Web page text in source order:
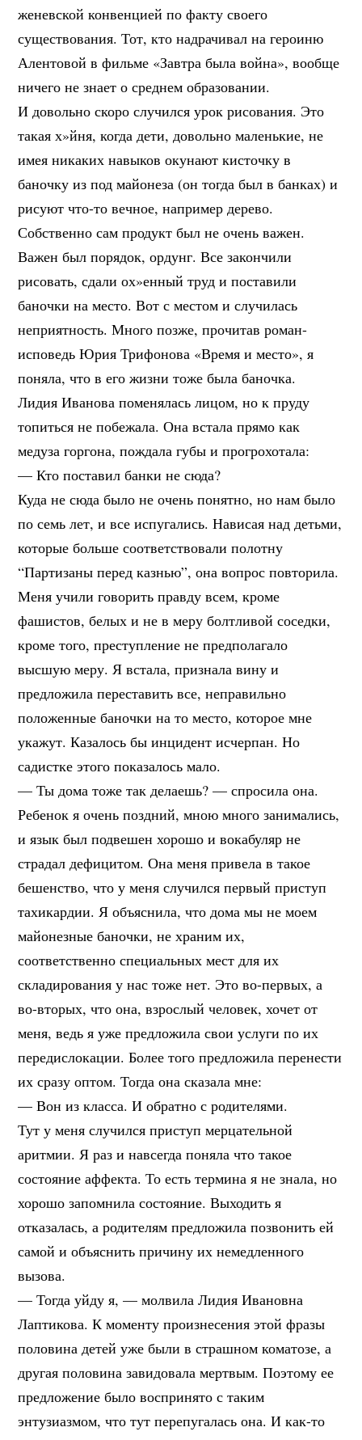
женевской конвенцией по факту своего
существования. Тот, кто надрачивал на героиню
Алентовой в фильме «Завтра была война», вообще
ничего не знает о среднем образовании.
И довольно скоро случился урок рисования. Это
такая х»йня, когда дети, довольно маленькие, не
имея никаких навыков окунают кисточку в
баночку из под майонеза (он тогда был в банках) и
рисуют что-то вечное, например дерево.
Собственно сам продукт был не очень важен.
Важен был порядок, ордунг. Все закончили
рисовать, сдали ох»енный труд и поставили
баночки на место. Вот с местом и случилась
неприятность. Много позже, прочитав роман-
исповедь Юрия Трифонова «Время и место», я
поняла, что в его жизни тоже была баночка.
Лидия Иванова поменялась лицом, но к пруду
топиться не побежала. Она встала прямо как
медуза горгона, пождала губы и прогрохотала:
— Кто поставил банки не сюда?
Куда не сюда было не очень понятно, но нам было
по семь лет, и все испугались. Нависая над детьми,
которые больше соответствовали полотну
“Партизаны перед казнью”, она вопрос повторила.
Меня учили говорить правду всем, кроме
фашистов, белых и не в меру болтливой соседки,
кроме того, преступление не предполагало
высшую меру. Я встала, признала вину и
предложила переставить все, неправильно
положенные баночки на то место, которое мне
укажут. Казалось бы инцидент исчерпан. Но
садистке этого показалось мало.
— Ты дома тоже так делаешь? — спросила она.
Ребенок я очень поздний, мною много занимались,
и язык был подвешен хорошо и вокабуляр не
страдал дефицитом. Она меня привела в такое
бешенство, что у меня случился первый приступ
тахикардии. Я объяснила, что дома мы не моем
майонезные баночки, не храним их,
соответственно специальных мест для их
складирования у нас тоже нет. Это во-первых, а
во-вторых, что она, взрослый человек, хочет от
меня, ведь я уже предложила свои услуги по их
передислокации. Более того предложила перенести
их сразу оптом. Тогда она сказала мне:
— Вон из класса. И обратно с родителями.
Тут у меня случился приступ мерцательной
аритмии. Я раз и навсегда поняла что такое
состояние аффекта. То есть термина я не знала, но
хорошо запомнила состояние. Выходить я
отказалась, а родителям предложила позвонить ей
самой и объяснить причину их немедленного
вызова.
— Тогда уйду я, — молвила Лидия Ивановна
Лаптикова. К моменту произнесения этой фразы
половина детей уже были в страшном коматозе, а
другая половина завидовала мертвым. Поэтому ее
предложение было воспринято с таким
энтузиазмом, что тут перепугалась она. И как-то